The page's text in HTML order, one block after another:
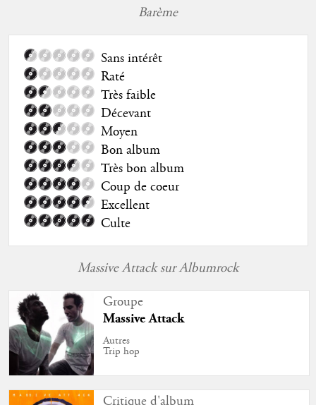
Barème
Sans intérêt
Raté
Très faible
Décevant
Moyen
Bon album
Très bon album
Coup de coeur
Excellent
Culte
Massive Attack sur Albumrock
Groupe
Massive Attack
Autres
Trip hop
Critique d'album